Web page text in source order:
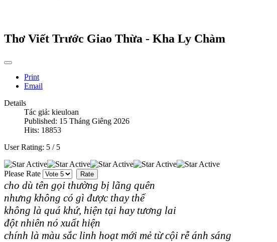
Thơ Viết Trước Giao Thừa - Kha Ly Chàm
Print
Email
Details
Tác giả: kieuloan
Published: 15 Tháng Giêng 2026
Hits: 18853
User Rating: 5 / 5
Please Rate
cho dù tên gọi thường bị lãng quên
nhưng không có gì được thay thế
không là quá khứ, hiện tại hay tương lai
đột nhiên nó xuất hiện
chính là màu sắc linh hoạt mới mẻ từ cội rễ ánh sáng